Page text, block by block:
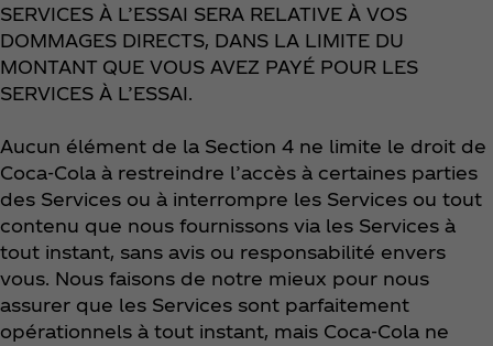
SERVICES À L’ESSAI SERA RELATIVE À VOS
DOMMAGES DIRECTS, DANS LA LIMITE DU
MONTANT QUE VOUS AVEZ PAYÉ POUR LES
SERVICES À L’ESSAI.
Aucun élément de la Section 4 ne limite le droit de
Coca‑Cola à restreindre l’accès à certaines parties
des Services ou à interrompre les Services ou tout
contenu que nous fournissons via les Services à
tout instant, sans avis ou responsabilité envers
vous. Nous faisons de notre mieux pour nous
assurer que les Services sont parfaitement
opérationnels à tout instant, mais Coca‑Cola ne